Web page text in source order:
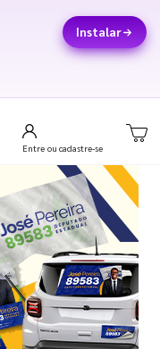
Instalar
Entre ou cadastre-se
Next